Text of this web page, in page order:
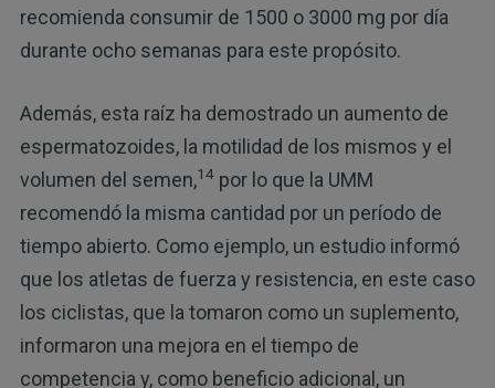
recomienda consumir de 1500 o 3000 mg por día
durante ocho semanas para este propósito.
Además, esta raíz ha demostrado un aumento de
espermatozoides, la motilidad de los mismos y el
volumen del semen,14por lo que la UMM
recomendó la misma cantidad por un período de
tiempo abierto. Como ejemplo, un estudio informó
que los atletas de fuerza y resistencia, en este caso
los ciclistas, que la tomaron como un suplemento,
informaron una mejora en el tiempo de
competencia y, como beneficio adicional, un